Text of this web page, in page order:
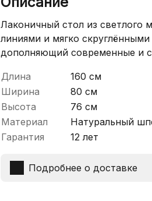
Лаконичный стол из светлого
линиями и мягко
дополняющий современные и
Длина
160 см
Ширина
80 см
Высота
76 см
Материал
Натуральный
Гарантия
12 лет
Подробнее о доставке